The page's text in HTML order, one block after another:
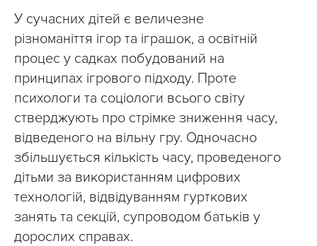
У сучасних дітей є величезне
різноманіття ігор та іграшок, а освітній
процес у садках побудований на
принципах ігрового підходу. Проте
психологи та соціологи всього світу
стверджують про стрімке зниження часу,
відведеного на вільну гру. Одночасно
збільшується кількість часу, проведеного
дітьми за використанням цифрових
технологій, відвідуванням гурткових
занять та секцій, супроводом батьків у
дорослих справах.